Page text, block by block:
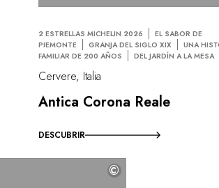
2 ESTRELLAS MICHELIN 2026
EL SABOR DE
PIEMONTE
GRANJA DEL SIGLO XIX
UNA
FAMILIAR DE 200 AÑOS
DEL JARDÍN A LA MESA
Cervere, Italia
Antica Corona Reale
DESCUBRIR
©